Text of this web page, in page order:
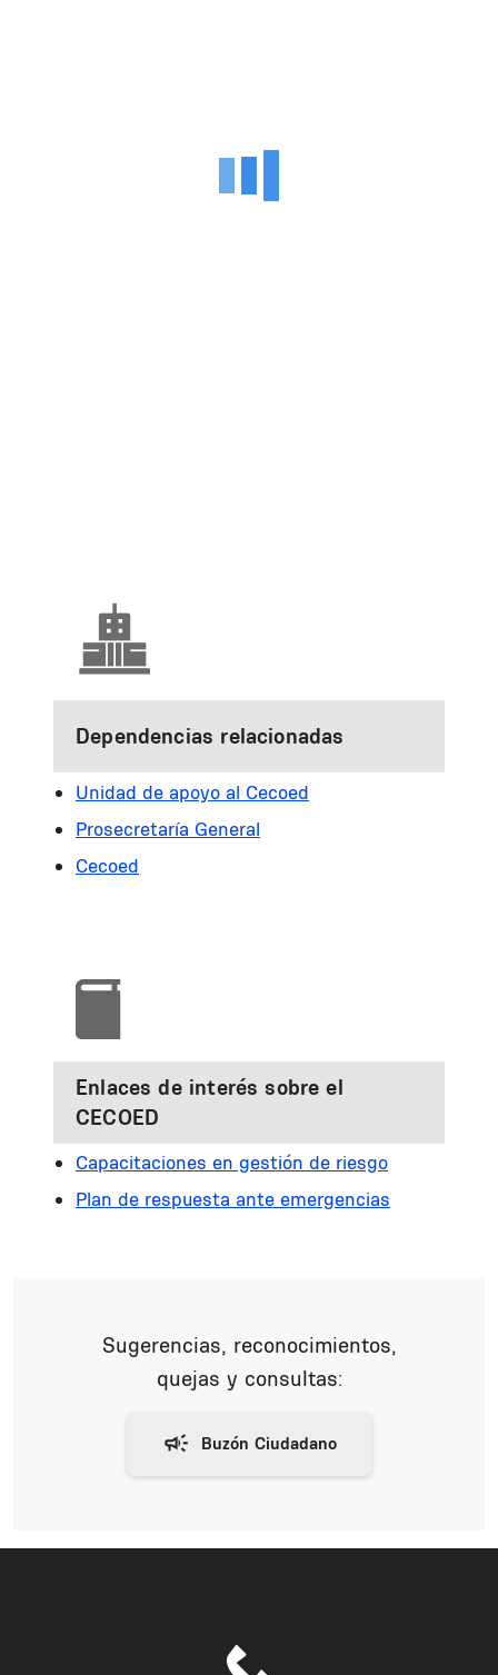
Dependencias relacionadas
Unidad de apoyo al Cecoed
Prosecretaría General
Cecoed
Enlaces de interés sobre el
CECOED
Capacitaciones en gestión de riesgo
Plan de respuesta ante emergencias
Sugerencias, reconocimientos,
quejas y consultas: